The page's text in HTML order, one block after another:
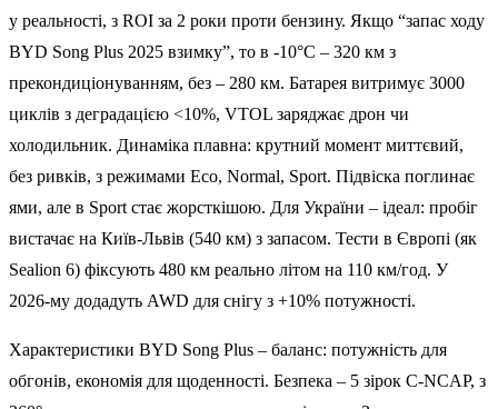
у реальності, з ROI за 2 роки проти бензину. Якщо “запас ходу
BYD Song Plus 2025 взимку”, то в -10°C – 320 км з
прекондиціонуванням, без – 280 км. Батарея витримує 3000
циклів з деградацією <10%, VTOL заряджає дрон чи
холодильник. Динаміка плавна: крутний момент миттєвий,
без ривків, з режимами Eco, Normal, Sport. Підвіска поглинає
ями, але в Sport стає жорсткішою. Для України – ідеал: пробіг
вистачає на Київ-Львів (540 км) з запасом. Тести в Європі (як
Sealion 6) фіксують 480 км реально літом на 110 км/год. У
2026-му додадуть AWD для снігу з +10% потужності.
Характеристики BYD Song Plus – баланс: потужність для
обгонів, економія для щоденності. Безпека – 5 зірок C-NCAP, з